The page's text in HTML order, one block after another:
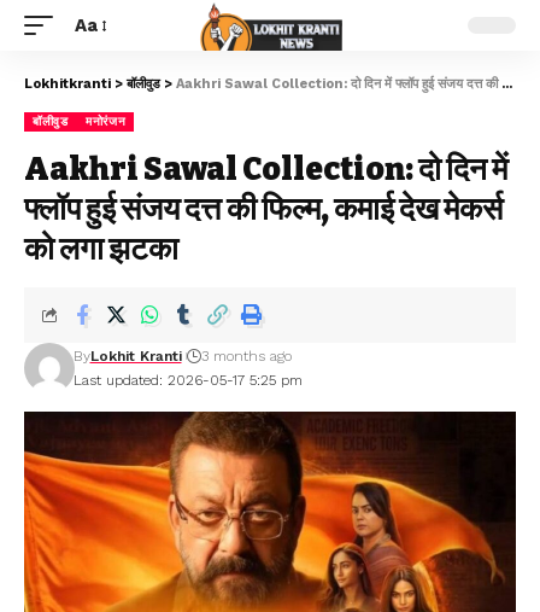
Aa
Lokhitkranti >बॉलीवुड> Aakhri Sawal Collection: दो दिन में फ्लॉप हुई संजय दत्त की फिल्म, कमाई देख मेकर्स को लगा झटका
बॉलीवुड मनोरंजन
Aakhri Sawal Collection: दो दिन में
फ्लॉप हुई संजय दत्त की फिल्म, कमाई देख मेकर्स
को लगा झटका
Last updated: 2026-05-17 5:25 pm
ByLokhit Kranti 3 months ago